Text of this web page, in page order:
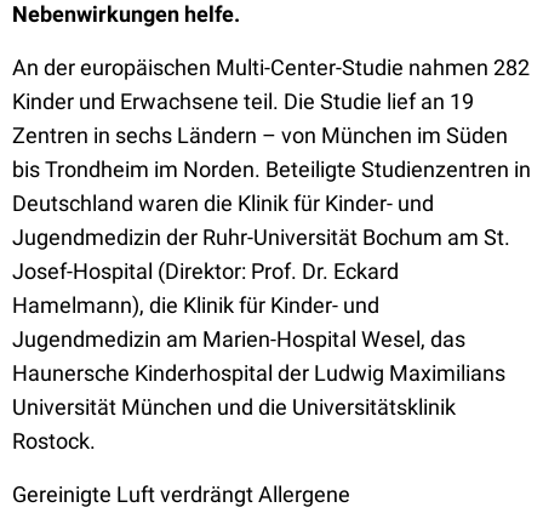
Nebenwirkungen helfe.
An der europäischen Multi-Center-Studie nahmen 282
Kinder und Erwachsene teil. Die Studie lief an 19
Zentren in sechs Ländern – von München im Süden
bis Trondheim im Norden. Beteiligte Studienzentren in
Deutschland waren die Klinik für Kinder- und
Jugendmedizin der Ruhr-Universität Bochum am St.
Josef-Hospital (Direktor: Prof. Dr. Eckard
Hamelmann), die Klinik für Kinder- und
Jugendmedizin am Marien-Hospital Wesel, das
Haunersche Kinderhospital der Ludwig Maximilians
Universität München und die Universitätsklinik
Rostock.
Gereinigte Luft verdrängt Allergene